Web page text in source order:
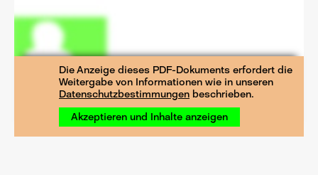
Die Anzeige dieses PDF-Doku­ments er­for­dert die
Weiter­gabe von In­for­ma­tio­nen wie in unseren
Daten­schutz­bestim­mungen be­schrie­ben.
Akzeptieren und Inhalte anzeigen